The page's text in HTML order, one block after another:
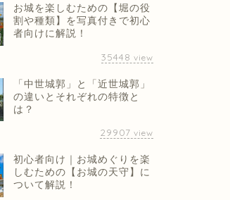
お城を楽しむための【堀の役
割や種類】を写真付きで初心
者向けに解説！
35448 view
「中世城郭」と「近世城郭」
の違いとそれぞれの特徴と
は？
29907 view
初心者向け｜お城めぐりを楽
しむための【お城の天守】に
ついて解説！